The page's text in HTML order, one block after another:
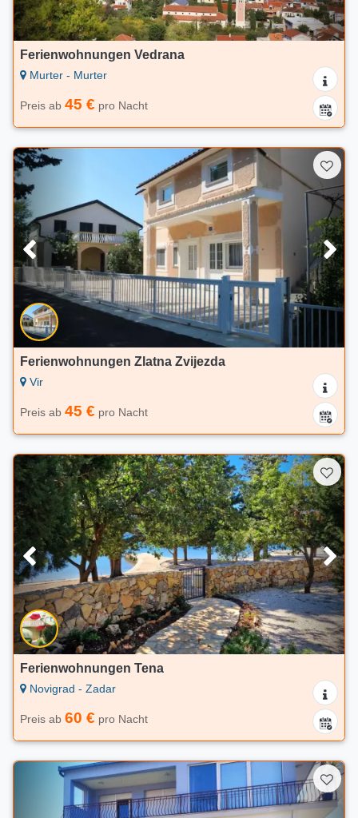
Ferienwohnungen Vedrana
Murter - Murter
Preis ab 45 € pro Nacht
Ferienwohnungen Zlatna Zvijezda
Vir
Preis ab 45 € pro Nacht
Ferienwohnungen Tena
Novigrad - Zadar
Preis ab 60 € pro Nacht